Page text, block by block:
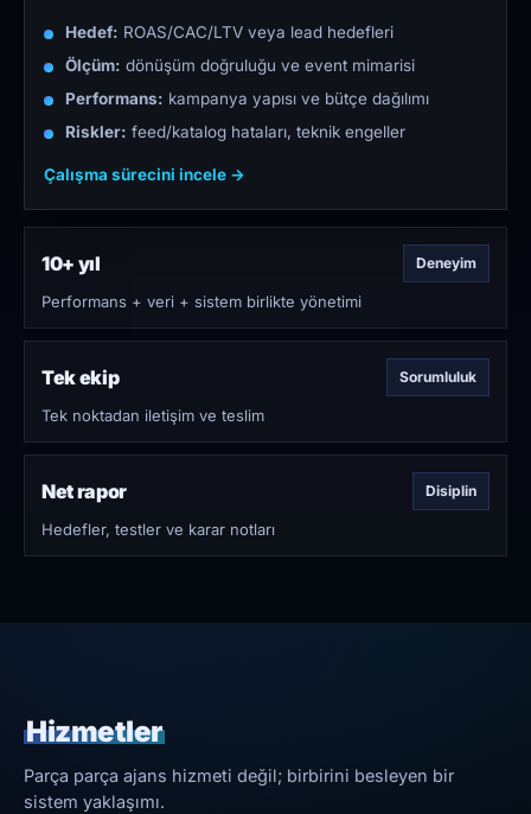
Hedef: ROAS/CAC/LTV veya lead hedefleri
Ölçüm: dönüşüm doğruluğu ve event mimarisi
Performans: kampanya yapısı ve bütçe dağılımı
Riskler: feed/katalog hataları, teknik engeller
Çalışma sürecini incele →
10+ yıl Deneyim
Performans + veri + sistem birlikte yönetimi
Tek ekip Sorumluluk
Tek noktadan iletişim ve teslim
Net rapor Disiplin
Hedefler, testler ve karar notları
Hizmetler
Parça parça ajans hizmeti değil; birbirini besleyen bir
sistem yaklaşımı.